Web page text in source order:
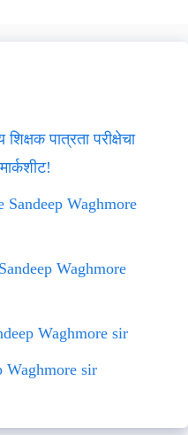
पात्रता परीक्षेचा
Waghmore
Waghmore
Waghmore sir
Waghmore sir